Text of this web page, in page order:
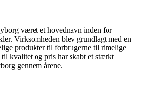
været et hovednavn inden for
Virksomheden blev grundlagt med en
produkter til forbrugerne til rimelige
kvalitet og pris har skabt et stærkt
gennem årene.